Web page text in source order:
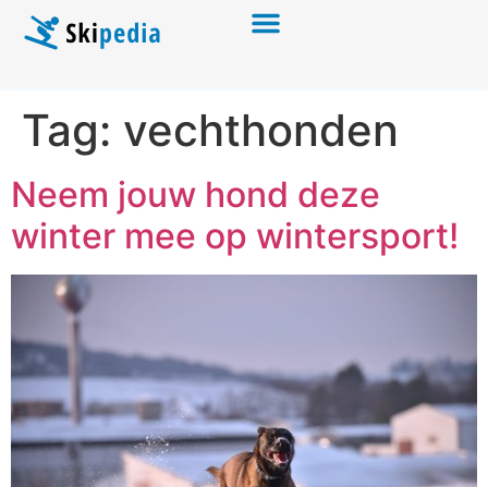
Tag: vechthonden
Neem jouw hond deze
winter mee op wintersport!